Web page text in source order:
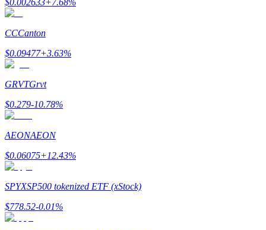
$0.002633+7.68%
CCCanton
$0.09477+3.63%
GRVTGrvt
$0.279-10.78%
AEONAEON
$0.06075+12.43%
SPYXSP500 tokenized ETF (xStock)
$778.52-0.01%